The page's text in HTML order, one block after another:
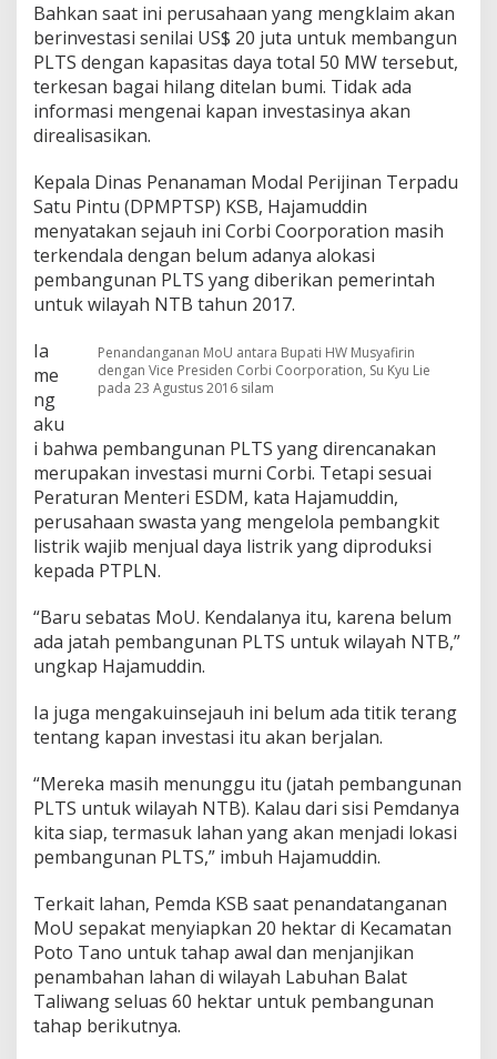
6
S
a
m
p
S
e
k
a
r
a
n
g
n
v
e
o
r
P
L
T
S
a
l
K
o
e
a
k
J
u
a
r
o
p
e
r
a
Bahkan saat ini perusahaan yang mengklaim akan
berinvestasi senilai US$ 20 juta untuk membangun
PLTS dengan kapasitas daya total 50 MW tersebut,
terkesan bagai hilang ditelan bumi. Tidak ada
informasi mengenai kapan investasinya akan
direalisasikan.
Kepala Dinas Penanaman Modal Perijinan Terpadu
Satu Pintu (DPMPTSP) KSB, Hajamuddin
menyatakan sejauh ini Corbi Coorporation masih
terkendala dengan belum adanya alokasi
pembangunan PLTS yang diberikan pemerintah
untuk wilayah NTB tahun 2017.
Penandanganan MoU antara Bupati HW Musyafirin
dengan Vice Presiden Corbi Coorporation, Su Kyu Lie
pada 23 Agustus 2016 silam
Ia
me
ng
aku
i bahwa pembangunan PLTS yang direncanakan
merupakan investasi murni Corbi. Tetapi sesuai
Peraturan Menteri ESDM, kata Hajamuddin,
perusahaan swasta yang mengelola pembangkit
listrik wajib menjual daya listrik yang diproduksi
kepada PTPLN.
“Baru sebatas MoU. Kendalanya itu, karena belum
ada jatah pembangunan PLTS untuk wilayah NTB,”
ungkap Hajamuddin.
Ia juga mengakuinsejauh ini belum ada titik terang
tentang kapan investasi itu akan berjalan.
“Mereka masih menunggu itu (jatah pembangunan
PLTS untuk wilayah NTB). Kalau dari sisi Pemdanya
kita siap, termasuk lahan yang akan menjadi lokasi
pembangunan PLTS,” imbuh Hajamuddin.
Terkait lahan, Pemda KSB saat penandatanganan
MoU sepakat menyiapkan 20 hektar di Kecamatan
Poto Tano untuk tahap awal dan menjanjikan
penambahan lahan di wilayah Labuhan Balat
Taliwang seluas 60 hektar untuk pembangunan
tahap berikutnya.